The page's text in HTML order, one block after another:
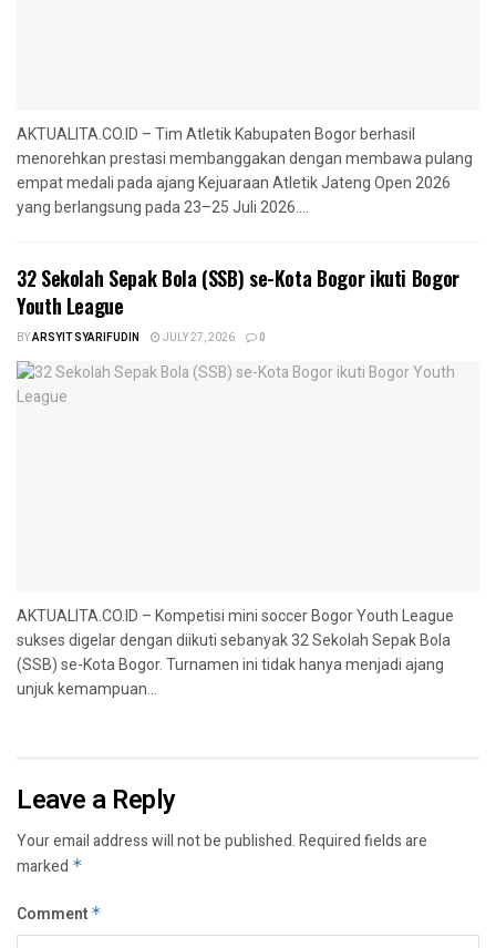
AKTUALITA.CO.ID – Tim Atletik Kabupaten Bogor berhasil
menorehkan prestasi membanggakan dengan membawa pulang
empat medali pada ajang Kejuaraan Atletik Jateng Open 2026
yang berlangsung pada 23–25 Juli 2026....
32 Sekolah Sepak Bola (SSB) se-Kota Bogor ikuti Bogor
Youth League
BYARSYIT SYARIFUDIN JULY 27, 2026 0
AKTUALITA.CO.ID – Kompetisi mini soccer Bogor Youth League
sukses digelar dengan diikuti sebanyak 32 Sekolah Sepak Bola
(SSB) se-Kota Bogor. Turnamen ini tidak hanya menjadi ajang
unjuk kemampuan...
Leave a Reply
Your email address will not be published.Required fields are
marked *
Comment *